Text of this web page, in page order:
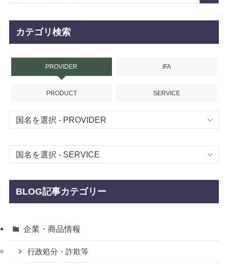
カテゴリ検索
PROVIDER IFA
PRODUCT SERVICE
BLOG記事カテゴリー
企業・商品情報
行政処分・詐欺等